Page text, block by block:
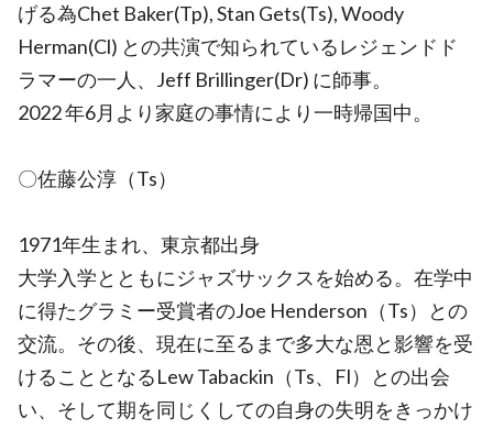
げる為Chet Baker(Tp), Stan Gets(Ts), Woody
Herman(Cl) との共演で知られているレジェンドド
ラマーの一人、Jeff Brillinger(Dr) に師事。
2022 年6月より家庭の事情により一時帰国中。
〇佐藤公淳（Ts）
1971年生まれ、東京都出身
大学入学とともにジャズサックスを始める。在学中
に得たグラミー受賞者のJoe Henderson（Ts）との
交流。その後、現在に至るまで多大な恩と影響を受
けることとなるLew Tabackin（Ts、Fl）との出会
い、そして期を同じくしての自身の失明をきっかけ